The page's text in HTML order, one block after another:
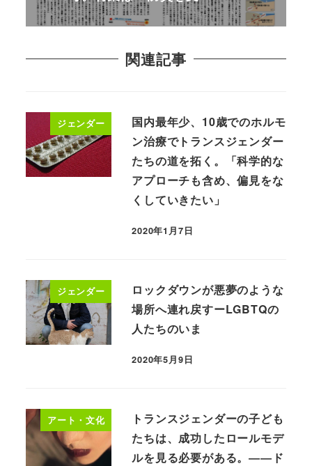
関連記事
ジェンダー
国内最年少、10歳でのホルモ
ン治療でトランスジェンダー
たちの道を拓く。「科学的な
アプローチも含め、偏見をな
くしていきたい」
2020年1月7日
ジェンダー
ロックダウンが悪夢のような
場所へ連れ戻すーLGBTQの
人たちのいま
2020年5月9日
アート・文化
トランスジェンダーの子ども
たちは、成功したロールモデ
ルを見る必要がある。――ド